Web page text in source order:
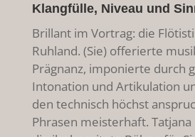
Klangfülle, Niveau und
Brillant im Vortrag: die
Ruhland. (Sie) offerierte
Prägnanz, imponierte durch
Intonation und Artikulation
den technisch höchst
Phrasen meisterhaft.